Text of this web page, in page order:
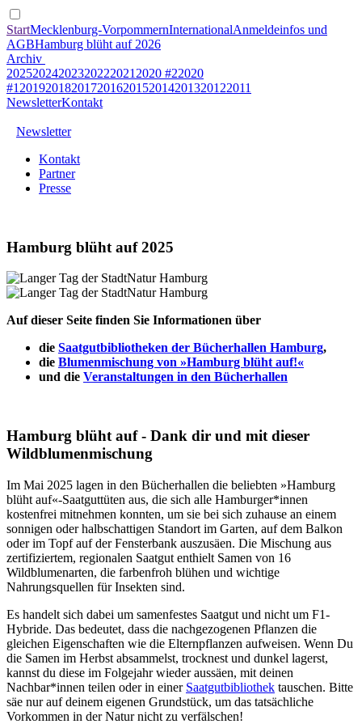
StartMecklenburg-VorpommernInternationalAnmeldeinfos und
AGBHamburg blüht auf 2026
Archiv
20252024202320222021 2020 #22020
#1 201920182017201620152014201320122011
NewsletterKontakt
Newsletter
Kontakt
Partner
Presse
Hamburg blüht auf 2025
Auf dieser Seite finden Sie Informationen über
die Saatgutbibliotheken der Bücherhallen Hamburg,
die Blumenmischung von »Hamburg blüht auf!«
und die Veranstaltungen in den Bücherhallen
Hamburg blüht auf - Dank dir und mit dieser
Wildblumenmischung
Im Mai 2025 lagen in den Bücherhallen die beliebten »Hamburg
blüht auf«-Saatguttüten aus, die sich alle Hamburger*innen
kostenfrei mitnehmen konnten, um sie bei sich zuhause an einem
sonnigen oder halbschattigen Standort im Garten, auf dem Balkon
oder im Topf auf der Fensterbank auszusäen. Die Mischung aus
zertifiziertem, regionalen Saatgut enthielt Samen von 16
Wildblumenarten, die farbenfroh blühen und wichtige
Nahrungsquellen für Insekten sind.
Es handelt sich dabei um samenfestes Saatgut und nicht um F1-
Hybride. Das bedeutet, dass die nachgezogenen Pflanzen die
gleichen Eigenschaften wie die Elternpflanzen aufweisen. Wenn Du
die Samen im Herbst absammelst, trocknest und dunkel lagerst,
kannst du diese im Folgejahr wieder aussäen, mit deinen
Nachbar*innen teilen oder in einer Saatgutbibliothek tauschen. Bitte
säe nur auf deinem eigenen Grundstück, um das tatsächliche
Vorkommen in der Natur nicht zu verfälschen!